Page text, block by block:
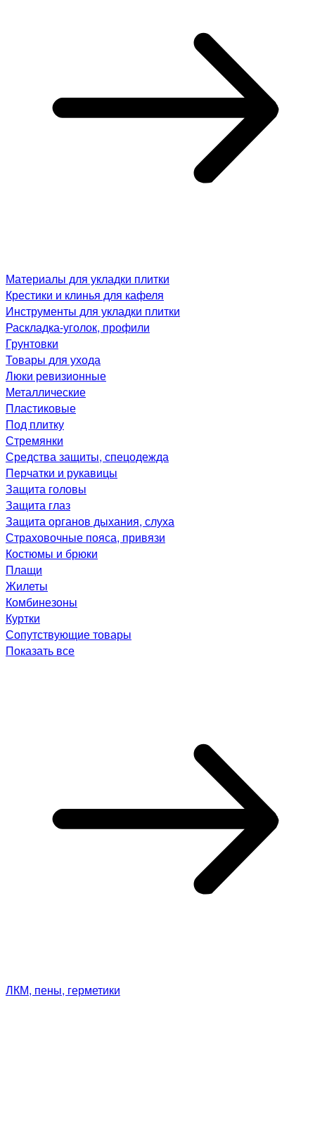
Материалы для укладки плитки
Крестики и клинья для кафеля
Инструменты для укладки плитки
Раскладка-уголок, профили
Грунтовки
Товары для ухода
Люки ревизионные
Металлические
Пластиковые
Под плитку
Стремянки
Средства защиты, спецодежда
Перчатки и рукавицы
Защита головы
Защита глаз
Защита органов дыхания, слуха
Страховочные пояса, привязи
Костюмы и брюки
Плащи
Жилеты
Комбинезоны
Куртки
Сопутствующие товары
Показать все
ЛКМ, пены, герметики